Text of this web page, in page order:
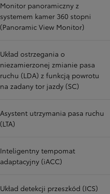
Monitor panoramiczny z
systemem kamer 360 stopni
(Panoramic View Monitor)
Układ ostrzegania o
niezamierzonej zmianie pasa
ruchu (LDA) z funkcją powrotu
na zadany tor jazdy (SC)
Asystent utrzymania pasa ruchu
(LTA)
Inteligentny tempomat
adaptacyjny (iACC)
Układ detekcji przeszkód (ICS)